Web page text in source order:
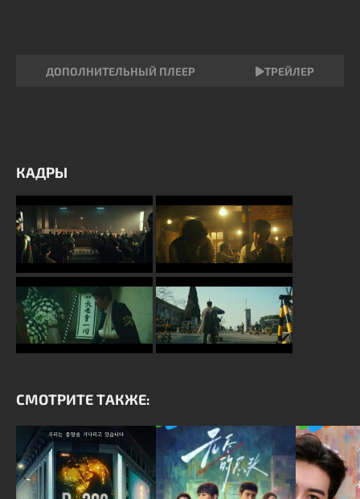
ДОПОЛНИТЕЛЬНЫЙ ПЛЕЕР ТРЕЙЛЕР
КАДРЫ
СМОТРИТЕ ТАКЖЕ: